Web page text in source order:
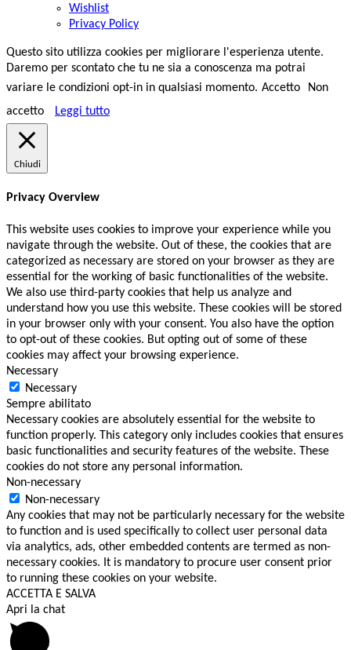
Wishlist
Privacy Policy
Questo sito utilizza cookies per migliorare l'esperienza utente.
Daremo per scontato che tu ne sia a conoscenza ma potrai
variare le condizioni opt-in in qualsiasi momento. Accetto
Non
accetto
Leggi tutto
Chiudi
Privacy Overview
This website uses cookies to improve your experience while you
navigate through the website. Out of these, the cookies that are
categorized as necessary are stored on your browser as they are
essential for the working of basic functionalities of the website.
We also use third-party cookies that help us analyze and
understand how you use this website. These cookies will be stored
in your browser only with your consent. You also have the option
to opt-out of these cookies. But opting out of some of these
cookies may affect your browsing experience.
Necessary
Necessary
Sempre abilitato
Necessary cookies are absolutely essential for the website to
function properly. This category only includes cookies that ensures
basic functionalities and security features of the website. These
cookies do not store any personal information.
Non-necessary
Non-necessary
Any cookies that may not be particularly necessary for the website
to function and is used specifically to collect user personal data
via analytics, ads, other embedded contents are termed as non-
necessary cookies. It is mandatory to procure user consent prior
to running these cookies on your website.
ACCETTA E SALVA
Apri la chat